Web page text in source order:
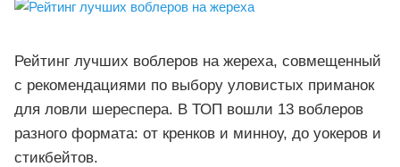
Рейтинг лучших воблеров на жереха, совмещенный
с рекомендациями по выбору уловистых приманок
для ловли шереспера. В ТОП вошли 13 воблеров
разного формата: от кренков и минноу, до уокеров и
стикбейтов.